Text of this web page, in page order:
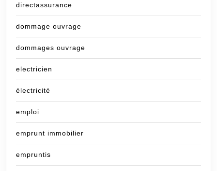
directassurance
dommage ouvrage
dommages ouvrage
electricien
électricité
emploi
emprunt immobilier
empruntis